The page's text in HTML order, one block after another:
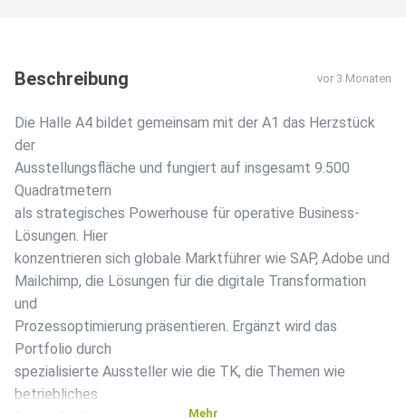
Beschreibung vor 3 Monaten
Die Halle A4 bildet gemeinsam mit der A1 das Herzstück
der
Ausstellungsfläche und fungiert auf insgesamt 9.500
Quadratmetern
als strategisches Powerhouse für operative Business-
Lösungen. Hier
konzentrieren sich globale Marktführer wie SAP, Adobe und
Mailchimp, die Lösungen für die digitale Transformation
und
Prozessoptimierung präsentieren. Ergänzt wird das
Portfolio durch
spezialisierte Aussteller wie die TK, die Themen wie
betriebliches
Mehr